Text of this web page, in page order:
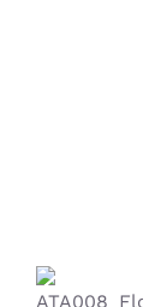
DETALLES